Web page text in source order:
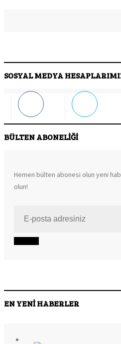
SOSYAL MEDYA
BÜLTEN ABONELİĞİ
Hemen bülten abonesi olun yeni
olun!
EN YENİ HABERLER